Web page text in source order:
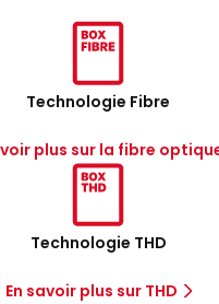
Technologie Fibre
plus sur la fibre
Technologie THD
En savoir plus sur THD